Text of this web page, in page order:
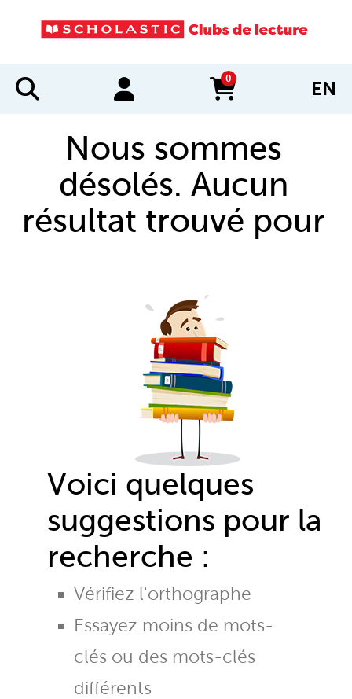
0
items in cart EN
Nous sommes
désolés. Aucun
résultat trouvé pour
Voici quelques
suggestions pour la
recherche :
Vérifiez l'orthographe
Essayez moins de mots-
clés ou des mots-clés
différents